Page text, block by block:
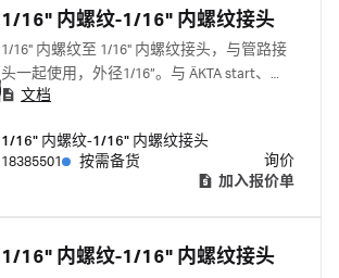
1/16" 内螺纹-1/16" 内螺纹接头
1/16" 内螺纹至 1/16" 内螺纹接头，与管路接
头一起使用，外径1/16”。与 ÄKTA start、
ÄKTA go、ÄKTA pure 和 ÄKTA avant 配套使
文档
1/16" 内螺纹-1/16" 内螺纹接头
18385501
按需备货
询价
加入报价单
1/16" 内螺纹-1/16" 内螺纹接头